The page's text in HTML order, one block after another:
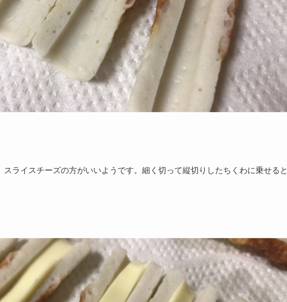
ライスチーズの方がいいようです。細く切って縦切りしたちくわに乗せると